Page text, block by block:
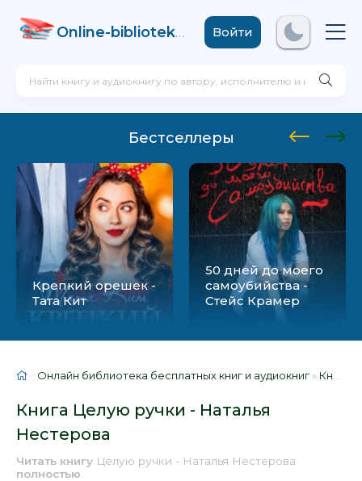
Online-biblioteka .comВойти
Бестселлеры
Крепкий орешек -
Тата Кит
50 дней до моего
самоубийства -
Стейс Крамер
Онлайн библиотека бесплатных книг и аудиокниг » Книги
Книга Целую ручки - Наталья
Нестерова
Читать книгу Целую ручки - Наталья Нестерова
полностью